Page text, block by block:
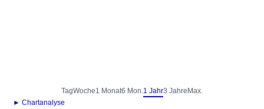
TagWoche1 Monat6 Mon.1 Jahr3 Jahre Max.
► Chartanalyse